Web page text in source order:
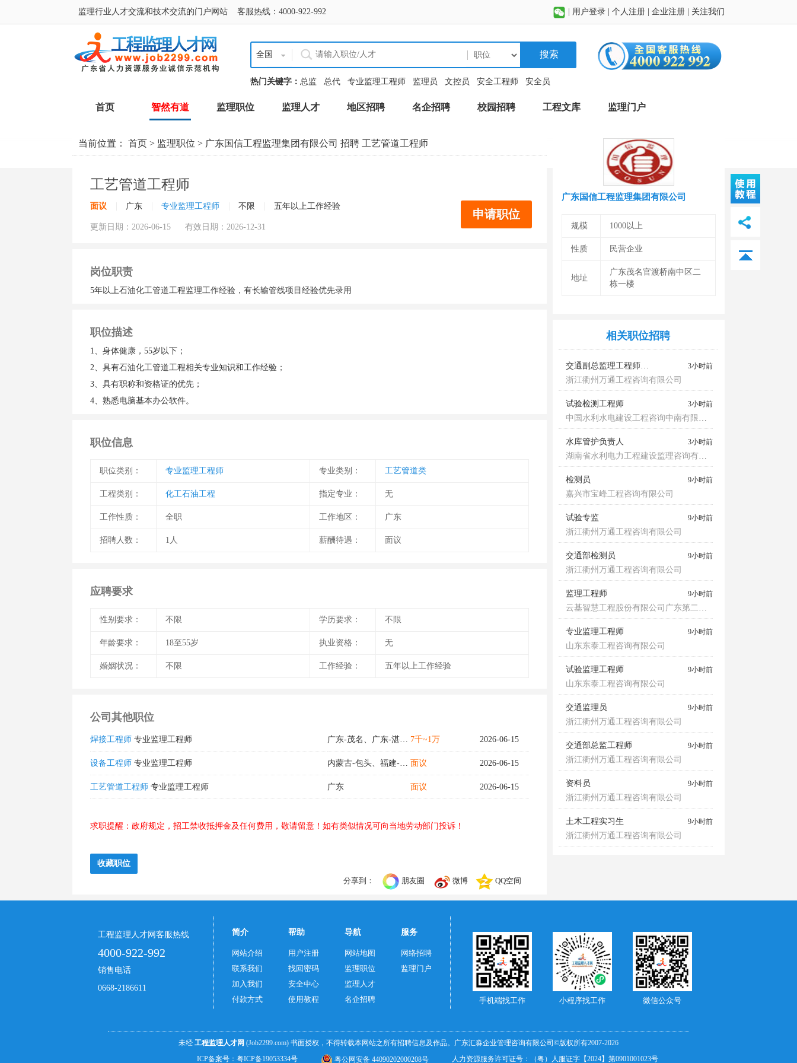
监理行业人才交流和技术交流的门户网站 客服热线：4000-922-992 用户登录 个人注册 企业注册 关注我们
全国 搜索
热门关键字： 总监 总代 专业监理工程师 监理员 文控员 安全工程师 安全员
首页 智然有道 监理职位 监理人才 地区招聘 名企招聘 校园招聘 工程文库 监理门户
当前位置： 首页 > 监理职位 > 广东国信工程监理集团有限公司 招聘 工艺管道工程师
工艺管道工程师
面议 广东 专业监理工程师 不限 五年以上工作经验
更新日期：2026-06-15 有效日期：2026-12-31
申请职位
岗位职责
5年以上石油化工管道工程监理工作经验，有长输管线项目经验优先录用
职位描述
1、身体健康，55岁以下；
2、具有石油化工管道工程相关专业知识和工作经验；
3、具有职称和资格证的优先；
职位信息
职位类别： 专业监理工程师 专业类别： 工艺管道类
工程类别： 化工石油工程 指定专业： 无
工作性质： 全职 工作地区： 广东
招聘人数： 1人 薪酬待遇： 面议
应聘要求
性别要求： 不限 学历要求： 不限
年龄要求： 18至55岁 执业资格： 无
婚姻状况： 不限 工作经验： 五年以上工作经验
公司其他职位
焊接工程师 专业监理工程师 广东-茂名、广东-湛江、福建 7千~1万 2026-06-15
设备工程师 专业监理工程师 内蒙古-包头、福建-漳州 面议 2026-06-15
工艺管道工程师 专业监理工程师 广东 面议 2026-06-15
求职提醒：政府规定，招工禁收抵押金及任何费用，敬请留意！如有类似情况可向当地劳动部门投诉！
分享到： 朋友圈 微博 QQ空间
广东国信工程监理集团有限公司
规模 1000以上
性质 民营企业
地址
广东茂名官渡桥南中区二
栋一楼
相关职位招聘
3小时前
交通副总监理工程师、总监代表
浙江衢州万通工程咨询有限公司
3小时前
试验检测工程师
中国水利水电建设工程咨询中南有限公司
3小时前
水库管护负责人
湖南省水利电力工程建设监理咨询有限公司
9小时前
检测员
嘉兴市宝峰工程咨询有限公司
9小时前
试验专监
浙江衢州万通工程咨询有限公司
9小时前
交通部检测员
浙江衢州万通工程咨询有限公司
9小时前
监理工程师
云基智慧工程股份有限公司广东第二分公司
9小时前
专业监理工程师
山东东泰工程咨询有限公司
9小时前
试验监理工程师
山东东泰工程咨询有限公司
9小时前
交通监理员
浙江衢州万通工程咨询有限公司
9小时前
交通部总监工程师
浙江衢州万通工程咨询有限公司
9小时前
资料员
浙江衢州万通工程咨询有限公司
9小时前
土木工程实习生
浙江衢州万通工程咨询有限公司
工程监理人才网客服热线
4000-922-992
销售电话
0668-2186611
简介
网站介绍
联系我们
加入我们
付款方式
帮助
用户注册
找回密码
安全中心
使用教程
导航
网站地图
监理职位
监理人才
名企招聘
服务
网络招聘
监理门户
微信公众号
小程序找工作
手机端找工作
未经 工程监理人才网 (Job2299.com) 书面授权，不得转载本网站之所有招聘信息及作品。广东汇淼企业管理咨询有限公司©版权所有2007-2026
ICP备案号： 粤ICP备19053334号 粤公网安备 44090202000208号 人力资源服务许可证号：（粤）人服证字【2024】第0901001023号